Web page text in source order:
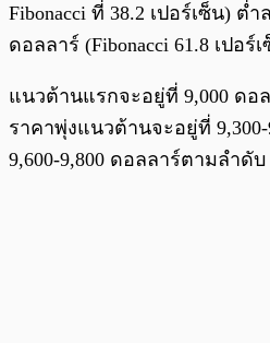
Fibonacci ที่ 38.2 เปอร์เซ็น) ต่
ดอลลาร์ (Fibonacci 61.8 เปอร์
แนวต้านแรกจะอยู่ที่ 9,000 ดอ
ราคาพุ่งแนวต้านจะอยู่ที่
9,600-9,800 ดอลลาร์ตามลำดับ